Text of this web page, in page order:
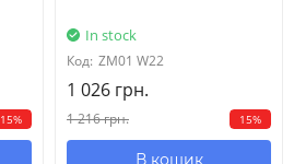
15%
In stock
Код: ZM01 W22
1 026 грн.
1 216 грн. 15%
В кошик